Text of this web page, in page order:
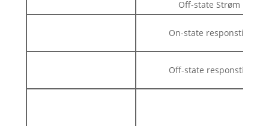
Off-state Strøm
On-state responstid
Off-state responstid